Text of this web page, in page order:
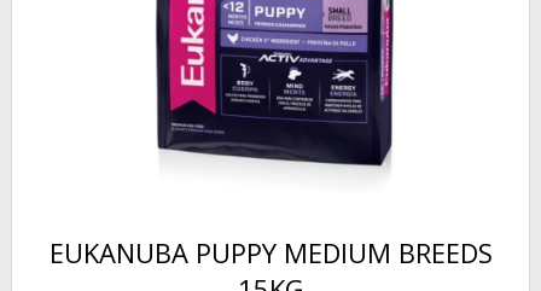
EUKANUBA PUPPY MEDIUM BREEDS